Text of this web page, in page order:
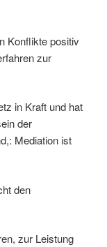
Konflikte positiv
zur
in Kraft und hat
der
Mediation ist
den
zur Leistung